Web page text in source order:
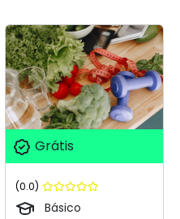
Grátis
(0.0)
Básico